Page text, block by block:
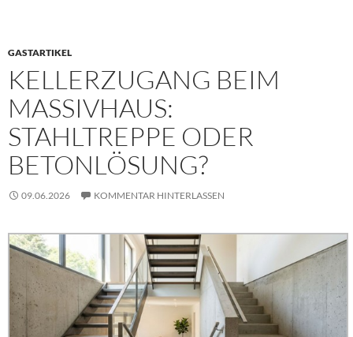
GASTARTIKEL
KELLERZUGANG BEIM
MASSIVHAUS:
STAHLTREPPE ODER
BETONLÖSUNG?
09.06.2026 KOMMENTAR HINTERLASSEN